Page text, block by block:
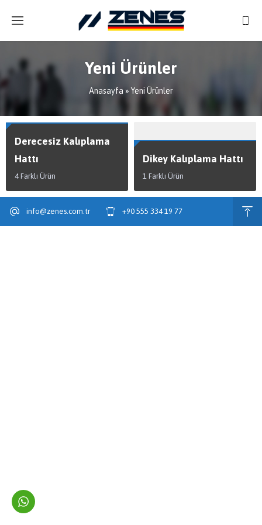
Yeni Ürünler
Anasayfa » Yeni Ürünler
Derecesiz Kalıplama
Hattı
4 Farklı Ürün
Dikey Kalıplama Hattı
1 Farklı Ürün
info@zenes.com.tr +90 555 334 19 77